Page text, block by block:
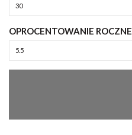
OPROCENTOWANIE ROCZNE